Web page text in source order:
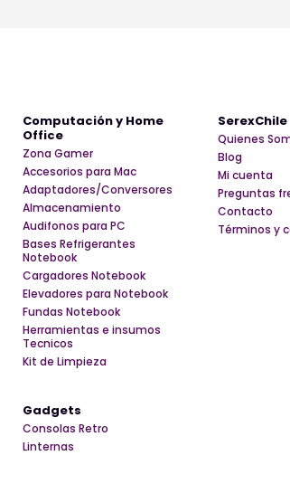
Computación y Home
Office
Zona Gamer
Accesorios para Mac
Adaptadores/Conversores
Almacenamiento
Audifonos para PC
Bases Refrigerantes
Notebook
Cargadores Notebook
Elevadores para Notebook
Fundas Notebook
Herramientas e insumos
Tecnicos
Kit de Limpieza
Gadgets
Consolas Retro
Linternas
SerexChile
Quienes
Blog
Mi cuenta
Preguntas
Contacto
Términos y